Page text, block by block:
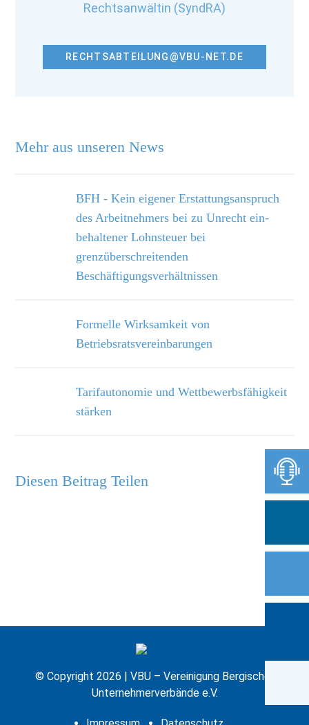
Mehr aus unseren News
BFH - Kein eigener Erstattungsanspruch
des Arbeitnehmers bei zu Unrecht ein­
behaltener Lohnsteuer bei
grenzüberschreitenden
Beschäftigungsverhältnissen
Formelle Wirksamkeit von
Betriebsratsvereinbarungen
Tarifautonomie und Wettbewerbsfähigkeit
stärken
Rechtsanwältin (SyndRA)
RECHTSABTEILUNG@VBU-NET.DE
Diesen Beitrag Teilen
© Copyright 2026 | VBU – Vereinigung Bergischer
Unternehmerverbände e.V.